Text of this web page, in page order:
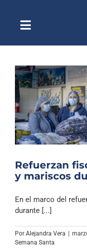
contenidoToggle
Navigation
Refuerzan
y mariscos
En el marco del
durante [...]
Por Alejandra Vera |
Semana Santa